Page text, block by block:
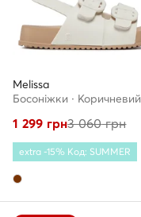
Melissa
Босоніжки · Коричневий
1 299 грн3 060грн
extra -15% Код: SUMMER